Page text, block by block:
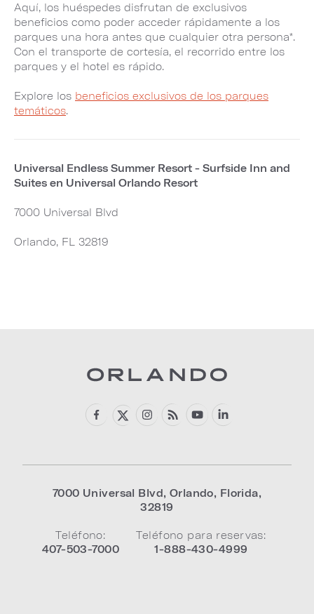
Aquí, los huéspedes disfrutan de exclusivos
beneficios como poder acceder rápidamente a los
parques una hora antes que cualquier otra persona*.
Con el transporte de cortesía, el recorrido entre los
parques y el hotel es rápido.
Explore los beneficios exclusivos de los parques
temáticos.
Universal Endless Summer Resort - Surfside Inn and
Suites en Universal Orlando Resort
7000 Universal Blvd
Orlando, FL 32819
7000 Universal Blvd, Orlando, Florida,
32819
Teléfono:
407-503-7000
Teléfono para reservas:
1-888-430-4999